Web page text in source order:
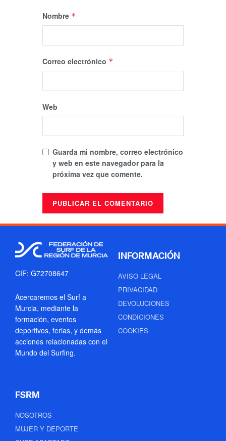
Nombre *
Correo electrónico *
Web
Guarda mi nombre, correo electrónico
y web en este navegador para la
próxima vez que comente.
CIF: G72708647
Acercaremos el Surf a
Murcia, mediante la
formación, eventos
deportivos, ferias, y demás
acciones relacionadas con el
Mundo del Surfing.
INFORMACIÓN
AVISO LEGAL
PRIVACIDAD
DEVOLUCIONES
CONDICIONES
COOKIES
FSRM
NOSOTROS
MUJER Y DEPORTE